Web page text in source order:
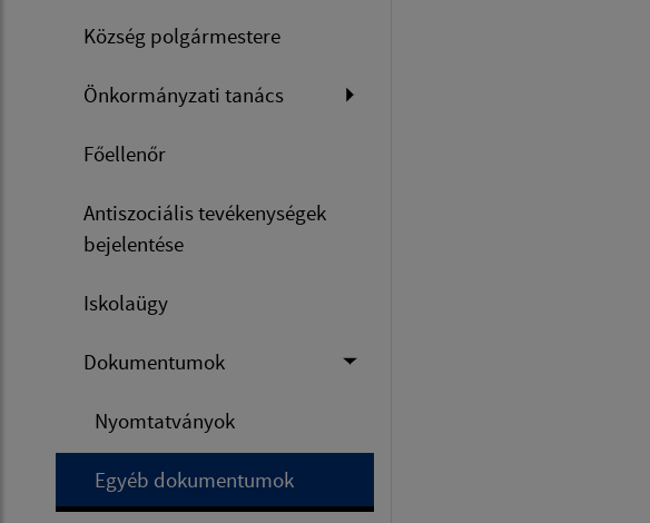
Község polgármestere
Önkormányzati tanács
Főellenőr
Antiszociális tevékenységek
bejelentése
Iskolaügy
Dokumentumok
Nyomtatványok
Egyéb dokumentumok